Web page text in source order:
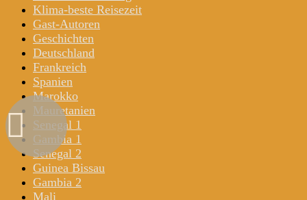
Klima-beste Reisezeit
Gast-Autoren
Geschichten
Deutschland
Frankreich
Spanien
Marokko
Mauretanien
Senegal 1
Gambia 1
Senegal 2
Guinea Bissau
Gambia 2
Mali